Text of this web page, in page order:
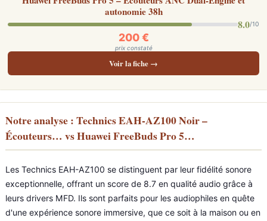
autonomie 38h
8.0/10
200 €
prix constaté
Voir la fiche →
Notre analyse : Technics EAH-AZ100 Noir –
Écouteurs… vs Huawei FreeBuds Pro 5…
Les Technics EAH-AZ100 se distinguent par leur fidélité sonore
exceptionnelle, offrant un score de 8.7 en qualité audio grâce à
leurs drivers MFD. Ils sont parfaits pour les audiophiles en quête
d'une expérience sonore immersive, que ce soit à la maison ou en